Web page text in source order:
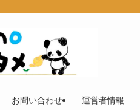
お問い合わせ 運営者情報